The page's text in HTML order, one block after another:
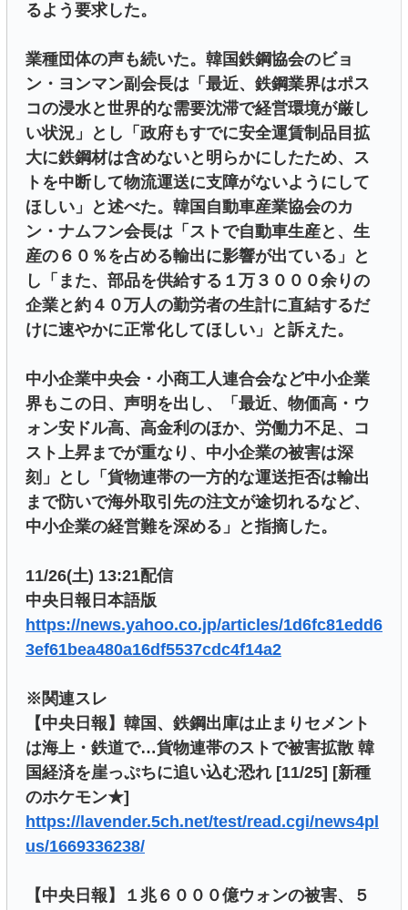
るよう要求した。
業種団体の声も続いた。韓国鉄鋼協会のビョ
ン・ヨンマン副会長は「最近、鉄鋼業界はポス
コの浸水と世界的な需要沈滞で経営環境が厳し
い状況」とし「政府もすでに安全運賃制品目拡
大に鉄鋼材は含めないと明らかにしたため、ス
トを中断して物流運送に支障がないようにして
ほしい」と述べた。韓国自動車産業協会のカ
ン・ナムフン会長は「ストで自動車生産と、生
産の６０％を占める輸出に影響が出ている」と
し「また、部品を供給する１万３０００余りの
企業と約４０万人の勤労者の生計に直結するだ
けに速やかに正常化してほしい」と訴えた。
中小企業中央会・小商工人連合会など中小企業
界もこの日、声明を出し、「最近、物価高・ウ
ォン安ドル高、高金利のほか、労働力不足、コ
スト上昇までが重なり、中小企業の被害は深
刻」とし「貨物連帯の一方的な運送拒否は輸出
まで防いで海外取引先の注文が途切れるなど、
中小企業の経営難を深める」と指摘した。
11/26(土) 13:21配信
中央日報日本語版
https://news.yahoo.co.jp/articles/1d6fc81edd6
3ef61bea480a16df5537cdc4f14a2
※関連スレ
【中央日報】韓国、鉄鋼出庫は止まりセメント
は海上・鉄道で…貨物連帯のストで被害拡散 韓
国経済を崖っぷちに追い込む恐れ [11/25] [新種
のホケモン★]
https://lavender.5ch.net/test/read.cgi/news4pl
us/1669336238/
【中央日報】１兆６０００億ウォンの被害、５